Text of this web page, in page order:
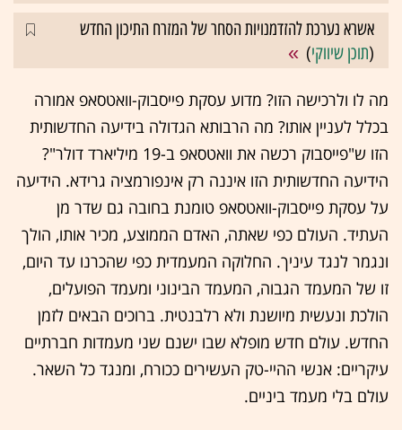
אשרא נערכת להזדמנויות הסחר של המזרח התיכון החדש
(תוכן שיווקי)
מה לו ולרכישה הזו? מדוע עסקת פייסבוק-וואטסאפ אמורה
בכלל לעניין אותו? מה הרבותא הגדולה בידיעה החדשותית
הזו ש"פייסבוק רכשה את וואטסאפ ב-19 מיליארד דולר"?
הידיעה החדשותית הזו איננה רק אינפורמציה גרידא. הידיעה
על עסקת פייסבוק-וואטסאפ טומנת בחובה גם שדר מן
העתיד. העולם כפי שאתה, האדם הממוצע, מכיר אותו, הולך
ונגמר לנגד עיניך. החלוקה המעמדית כפי שהכרנו עד היום,
זו של המעמד הגבוה, המעמד הבינוני ומעמד הפועלים,
הולכת ונעשית מיושנת ולא רלבנטית. ברוכים הבאים לזמן
החדש. עולם חדש מופלא שבו ישנם שני מעמדות חברתיים
עיקריים: אנשי ההיי-טק העשירים ככורח, ומנגד כל השאר.
עולם בלי מעמד ביניים.